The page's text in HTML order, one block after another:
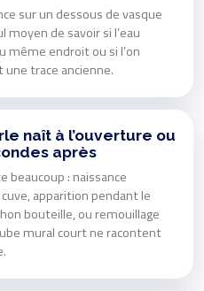
sur un dessous de vasque
moyen de savoir si l’eau
même endroit ou si l’on
trace ancienne.
naît à l’ouverture ou
après
beaucoup : naissance
apparition pendant le
bouteille, ou remouillage
mural court ne racontent